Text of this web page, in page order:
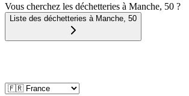
Vous cherchez les déchetteries à Manche, 50 ?
Liste des déchetteries à Manche, 50